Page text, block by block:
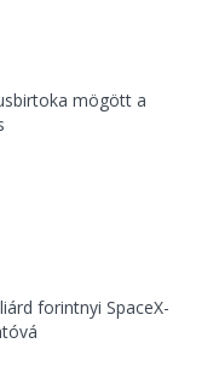
mögött a
forintnyi SpaceX-